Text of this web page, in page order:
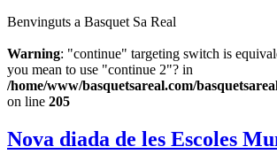
Benvinguts a Basquet Sa Real
Warning: "continue" targeting switch is
you mean to use "continue 2"? in
/home/www/basquetsareal.com/
on line 205
Nova diada de les Escoles